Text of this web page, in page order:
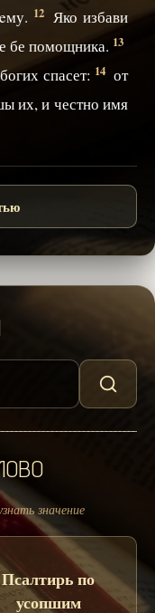
12 Яко избави
бе помощника. 13
спасет: 14 от
их, и честно имя
значение
Псалтирь по
усопшим